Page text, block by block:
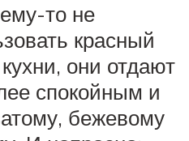
то не
красный
они отдают
спокойным и
бежевому